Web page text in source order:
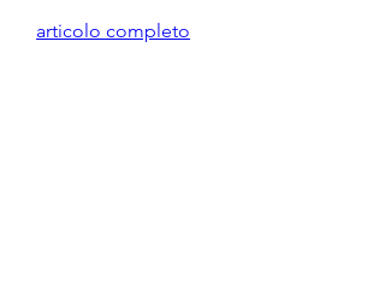
articolo completo